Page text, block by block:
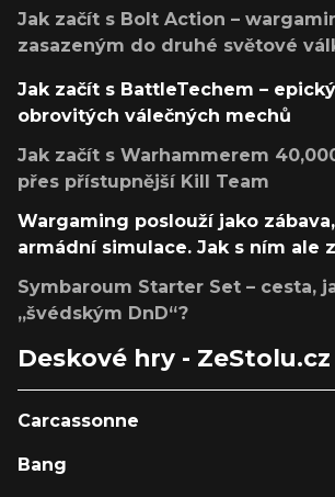
Jak začít s Bolt Action –
zasazeným do druhé světové
Jak začít s BattleTechem –
obrovitých válečných mechů
Jak začít s Warhammerem
přes přístupnější Kill Team
Wargaming poslouží jako
armádní simulace. Jak s ním ale
Symbaroum Starter Set – cesta,
„švédským DnD“?
Deskové hry - ZeStolu.cz
Carcassonne
Bang